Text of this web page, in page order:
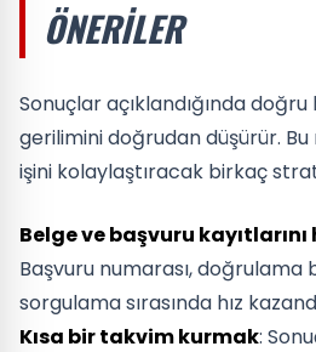
ÖNERILER
Sonuçlar açıklandığında
gerilimini doğrudan düşürür.
işini kolaylaştıracak birkaç
Belge ve başvuru
Başvuru numarası, doğrulama
sorgulama sırasında hız
Kısa bir takvim kurmak: